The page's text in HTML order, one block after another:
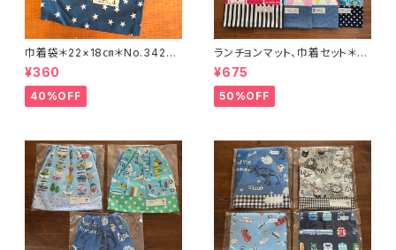
巾着袋＊22×18㎝＊No.3426
＊74
¥360
40%OFF
ランチョンマット、巾着セット＊3
5×48㎝＊No.5663＊95.96.9
7
¥675
50%OFF